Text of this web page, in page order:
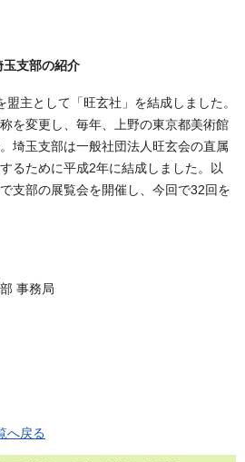
支部の紹介
主として「旺玄社」を結成しました。
を変更し、毎年、上野の東京都美術館
埼玉支部は一般社団法人旺玄会の直属
るために平成2年に結成しました。以
支部の展覧会を開催し、今回で32回を
事務局
へ戻る